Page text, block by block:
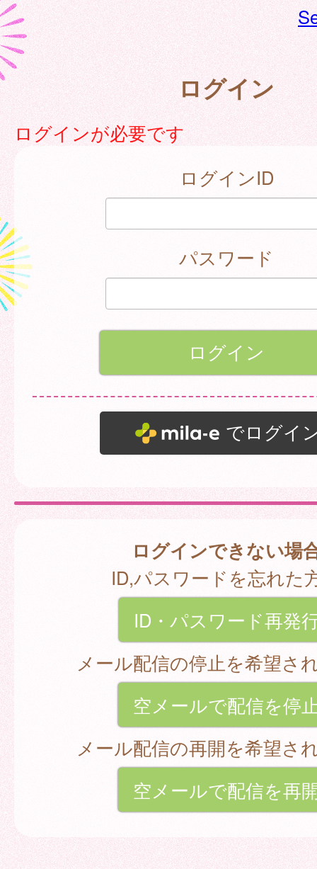
ログイン
ログインが必要です
ログインID
パスワード
でログイ
ログインできない場
ID,パスワードを忘れた
ID・パスワード再発
メール配信の停止を希望さ
空メールで配信を停
メール配信の再開を希望さ
空メールで配信を再